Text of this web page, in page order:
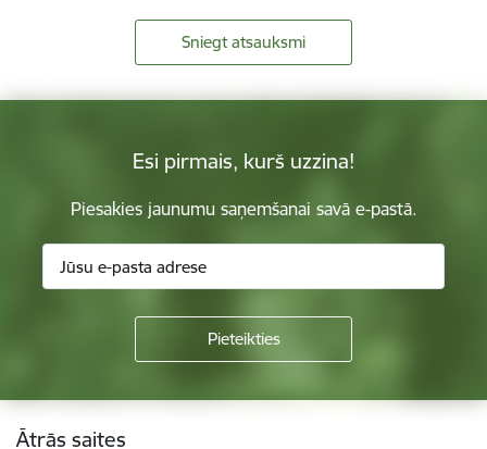
Sniegt atsauksmi
Esi pirmais, kurš uzzina!
Piesakies jaunumu saņemšanai savā e-pastā.
Kājene
Ātrās saites